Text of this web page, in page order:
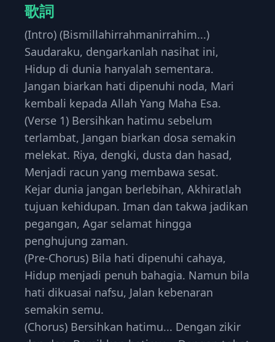
歌詞
(Intro) (Bismillahirrahmanirrahim...)
Saudaraku, dengarkanlah nasihat ini,
Hidup di dunia hanyalah sementara.
Jangan biarkan hati dipenuhi noda, Mari
kembali kepada Allah Yang Maha Esa.
(Verse 1) Bersihkan hatimu sebelum
terlambat, Jangan biarkan dosa semakin
melekat. Riya, dengki, dusta dan hasad,
Menjadi racun yang membawa sesat.
Kejar dunia jangan berlebihan, Akhiratlah
tujuan kehidupan. Iman dan takwa jadikan
pegangan, Agar selamat hingga
penghujung zaman.
(Pre-Chorus) Bila hati dipenuhi cahaya,
Hidup menjadi penuh bahagia. Namun bila
hati dikuasai nafsu, Jalan kebenaran
semakin semu.
(Chorus) Bersihkan hatimu... Dengan zikir